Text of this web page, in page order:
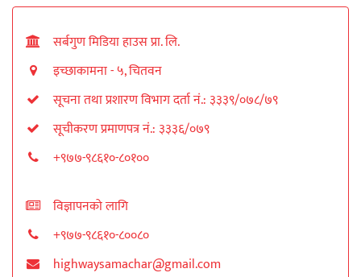
सर्बगुण मिडिया हाउस प्रा. लि.
इच्छाकामना - ५, चितवन
सूचना तथा प्रशारण विभाग दर्ता नं.: ३३३९/०७८/७९
सूचीकरण प्रमाणपत्र नं.: ३३३६/०७९
+९७७-९८६१०-८०१००
विज्ञापनको लागि
+९७७-९८६१०-८००८०
highwaysamachar@gmail.com